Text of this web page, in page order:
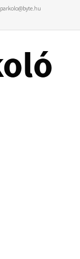
parkolo@byte.hu